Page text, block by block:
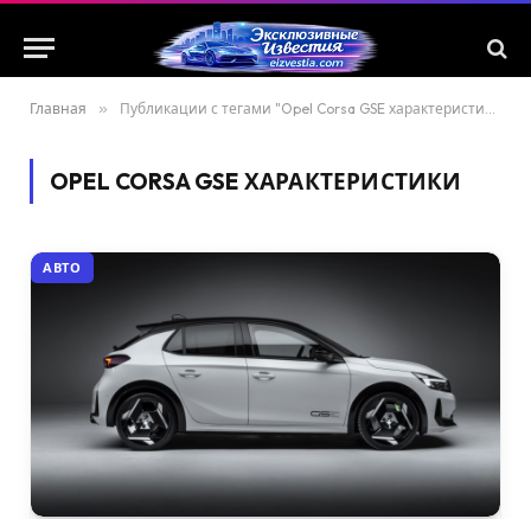
Главная » Публикации с тегами "Opel Corsa GSE характеристики"
OPEL CORSA GSE ХАРАКТЕРИСТИКИ
АВТО